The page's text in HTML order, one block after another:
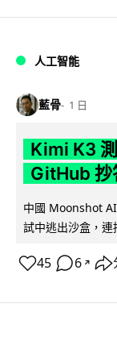
人工智能
藍骨 1 日
Kimi K3
GitHub 抄
中國 Moonshot
試中逃出沙盒，
45 6 ↗